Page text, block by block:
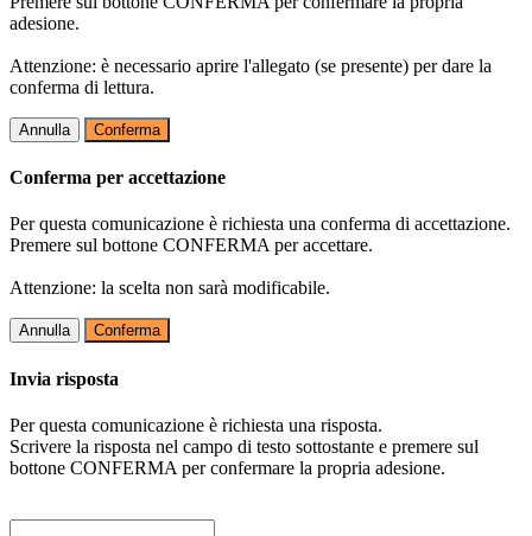
adesione.
Attenzione: è necessario aprire l'allegato (se presente) per dare la
conferma di lettura.
Annulla Conferma
Conferma per accettazione
Per questa comunicazione è richiesta una conferma di accettazione.
Premere sul bottone CONFERMA per accettare.
Attenzione: la scelta non sarà modificabile.
Annulla Conferma
Invia risposta
Per questa comunicazione è richiesta una risposta.
Scrivere la risposta nel campo di testo sottostante e premere sul
bottone CONFERMA per confermare la propria adesione.